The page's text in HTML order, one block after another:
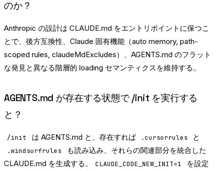
のか？
Anthropic の設計は CLAUDE.md をエントリポイントに保つこ
とで、後方互換性、Claude 固有機能（auto memory, path-
scoped rules, claudeMdExcludes）、AGENTS.md のフラット
な発見と異なる階層的 loading セマンティクスを維持する。
AGENTS.md が存在する状態で /init を実行する
と？
/init は AGENTS.md と、存在すれば .cursorrules と
.windsurfrules
も読み込み、それらの関連部分を統合した
CLAUDE.md を生成する。
CLAUDE_CODE_NEW_INIT=1
を設定